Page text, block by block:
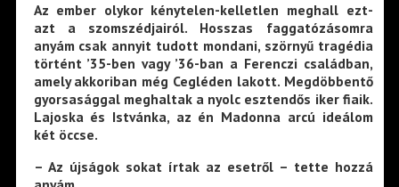
Az ember olykor kénytelen-kelletlen meghall ezt-
azt a szomszédjairól. Hosszas faggatózásomra
anyám csak annyit tudott mondani, szörnyű tragédia
történt ’35-ben vagy ’36-ban a Ferenczi családban,
amely akkoriban még Cegléden lakott. Megdöbbentő
gyorsasággal meghaltak a nyolc esztendős iker fiaik.
Lajoska és Istvánka, az én Madonna arcú ideálom
két öccse.
– Az újságok sokat írtak az esetről – tette hozzá